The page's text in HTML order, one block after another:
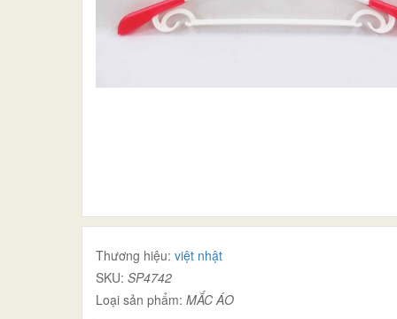
Thương hiệu: việt nhật
SKU: SP4742
Loại sản phẩm: MẮC ÁO